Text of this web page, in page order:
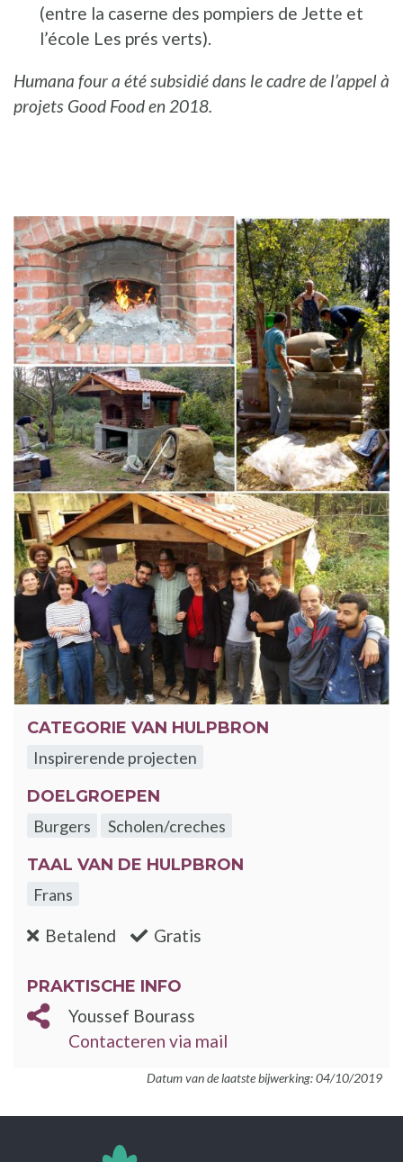
(entre la caserne des pompiers de Jette et
l’école Les prés verts).
Humana four a été subsidié dans le cadre de l’appel à
projets Good Food en 2018.
CATEGORIE VAN HULPBRON
Inspirerende projecten
DOELGROEPEN
Burgers
Scholen/creches
TAAL VAN DE HULPBRON
Frans
Betalend :nee Gratis
PRAKTISCHE INFO
Youssef Bourass
Contacteren via mail
Datum van de laatste bijwerking: 04/10/2019